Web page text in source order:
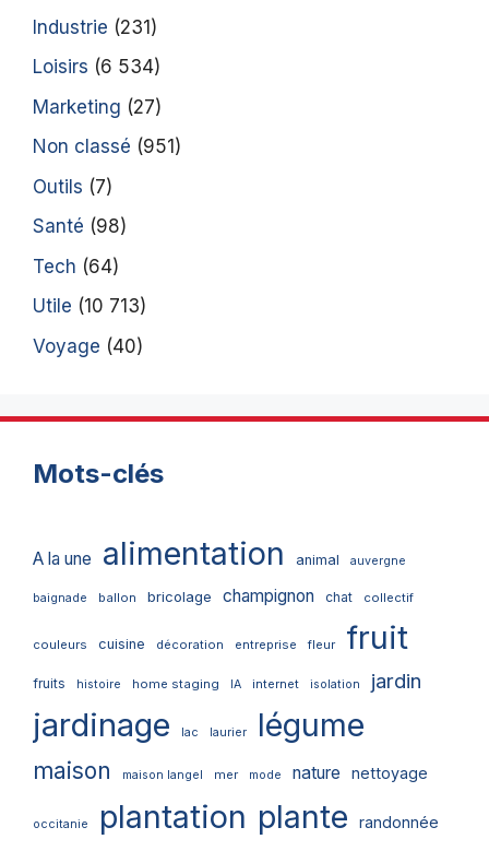
Industrie (231)
Loisirs (6 534)
Marketing (27)
Non classé (951)
Outils (7)
Santé (98)
Tech (64)
Utile (10 713)
Voyage (40)
Mots-clés
A la une alimentation animal auvergne
baignade ballon bricolage champignon chat collectif
couleurs cuisine décoration entreprise fleur fruit
fruits histoire home staging IA internet isolation jardin
jardinage lac laurier légume
maison maison langel mer mode nature nettoyage
occitanie plantation plante randonnée